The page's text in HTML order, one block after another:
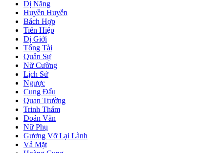
Dị Năng
Huyền Huyễn
Bách Hợp
Tiên Hiệp
Dị Giới
Tổng Tài
Quân Sự
Nữ Cường
Lịch Sử
Ngược
Cung Đấu
Quan Trường
Trinh Thám
Đoản Văn
Nữ Phụ
Gương Vỡ Lại Lành
Vả Mặt